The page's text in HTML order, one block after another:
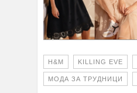
H&M KILLING EVE
МОДА ЗА ТРУДНИЦИ